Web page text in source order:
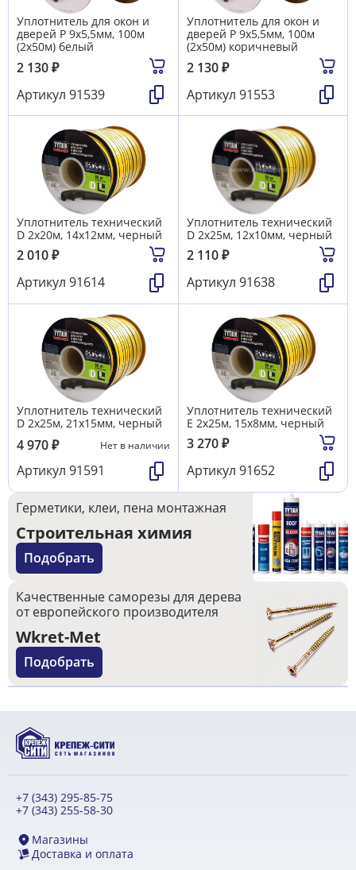
Уплотнитель для окон и
дверей Р 9х5,5мм, 100м
(2х50м) белый
2 130₽
Артикул 91539
Уплотнитель для окон и
дверей Р 9х5,5мм, 100м
(2х50м) коричневый
2 130₽
Артикул 91553
Уплотнитель технический
D 2х20м, 14х12мм, черный
2 010₽
Артикул 91614
Уплотнитель технический
D 2х25м, 12х10мм, черный
2 110₽
Артикул 91638
Уплотнитель технический
D 2х25м, 21х15мм, черный
4 970₽ Нет в наличии
Артикул 91591
Уплотнитель технический
E 2х25м, 15х8мм, черный
3 270₽
Артикул 91652
Герметики, клеи, пена монтажная
Строительная химия
Подобрать
Качественные саморезы для дерева
от европейского производителя
Wkret-Met
Подобрать
+7 (343) 295-85-75
+7 (343) 255-58-30
Магазины
Доставка и оплата